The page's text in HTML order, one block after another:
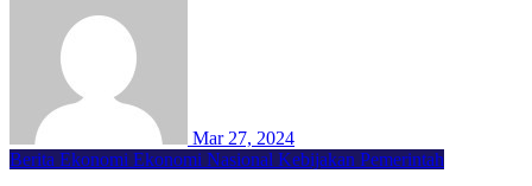
Mar 27, 2024
Berita Ekonomi Ekonomi Nasional Kebijakan Pemerintah